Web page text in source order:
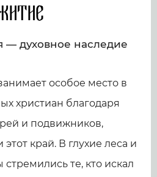
— духовное наследие
особое место в
христиан благодаря
и подвижников,
край. В глухие леса и
те, кто искал